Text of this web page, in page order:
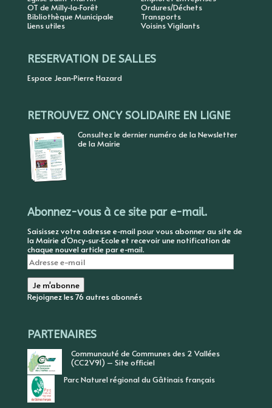
OT de Milly-la-Forêt
Bibliothèque Municipale
Liens utiles
Ordures/Déchets
Transports
Voisins Vigilants
RESERVATION DE SALLES
Espace Jean-Pierre Hazard
RETROUVEZ ONCY SOLIDAIRE EN LIGNE
Consultez le dernier numéro de la Newsletter
de la Mairie
Abonnez-vous à ce site par e-mail.
Saisissez votre adresse e-mail pour vous abonner au site de
la Mairie d'Oncy-sur-Ecole et recevoir une notification de
chaque nouvel article par e-mail.
Adresse
e-
mail
Je m'abonne
Rejoignez les 76 autres abonnés
PARTENAIRES
Communauté de Communes des 2 Vallées
(CC2V91) – Site officiel
Parc Naturel régional du Gâtinais français